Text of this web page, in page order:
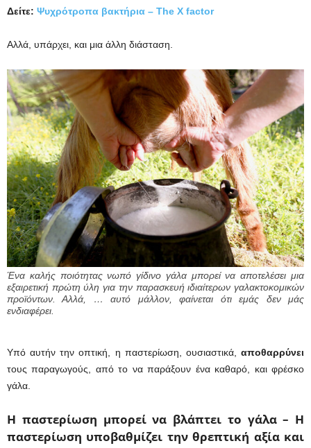
Δείτε: Ψυχρότροπα βακτήρια – The X factor
Αλλά, υπάρχει, και μια άλλη διάσταση.
Ένα καλής ποιότητας νωπό γίδινο γάλα μπορεί να αποτελέσει μια
εξαιρετική πρώτη ύλη για την παρασκευή ιδιαίτερων γαλακτοκομικών
προϊόντων. Αλλά, … αυτό μάλλον, φαίνεται ότι εμάς δεν μάς
ενδιαφέρει.
Υπό αυτήν την οπτική, η παστερίωση, ουσιαστικά, αποθαρρύνει
τους παραγωγούς, από το να παράξουν ένα καθαρό, και φρέσκο
γάλα.
Η παστερίωση μπορεί να βλάπτει το γάλα – Η
παστερίωση υποβαθμίζει την θρεπτική αξία και